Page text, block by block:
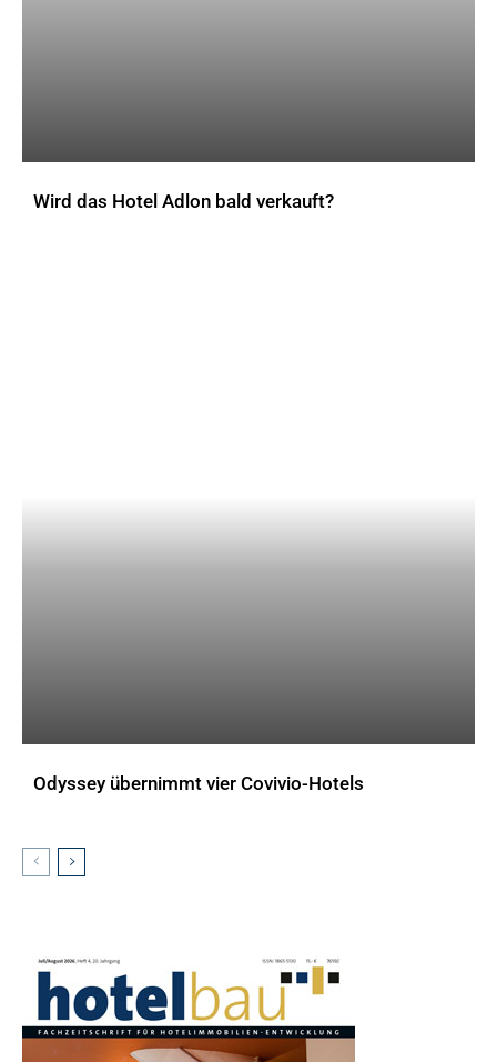
Wird das Hotel Adlon bald verkauft?
Odyssey übernimmt vier Covivio-Hotels